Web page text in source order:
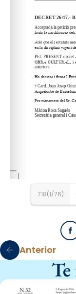
718(1/76)
Anterior